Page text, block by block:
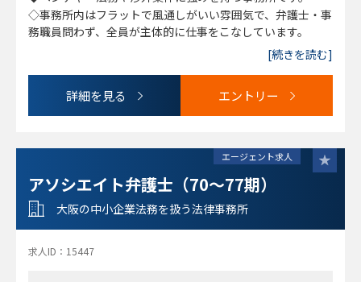
【求める人物像】
・ITツールを使うことに抵抗がない方
◇事務所内はフラットで風通しがいい雰囲気で、弁護士・事
務職員問わず、全員が主体的に仕事をこなしています。
[続きを読む]
詳細を見る エントリー
エージェント求人
アソシエイト弁護士（70～77期）
大阪の中小企業法務を扱う法律事務所
求人ID：15447